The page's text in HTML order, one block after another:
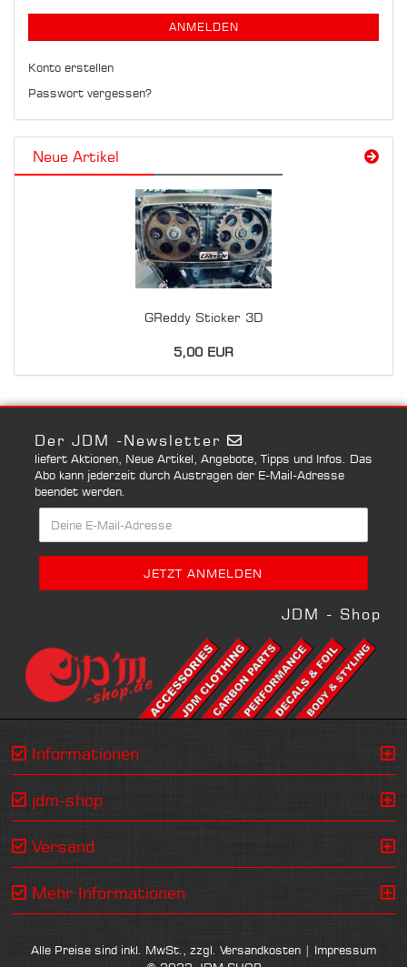
ANMELDEN
Konto erstellen
Passwort vergessen?
Neue Artikel
GReddy Sticker 3D
5,00 EUR
Der JDM -Newsletter
liefert Aktionen, Neue Artikel, Angebote, Tipps und Infos. Das
Abo kann jederzeit durch Austragen der E-Mail-Adresse
beendet werden.
JDM - Shop
Informationen
jdm-shop
Versand
Mehr Informationen
Alle Preise sind inkl. MwSt., zzgl. Versandkosten | Impressum